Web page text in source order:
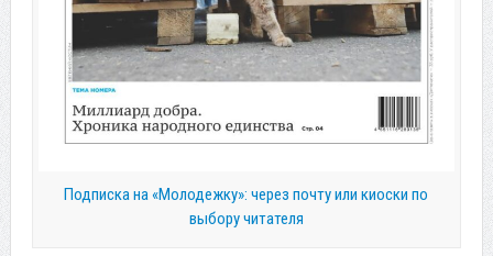
Подписка на «Молодежку»: через почту или киоски по
выбору читателя